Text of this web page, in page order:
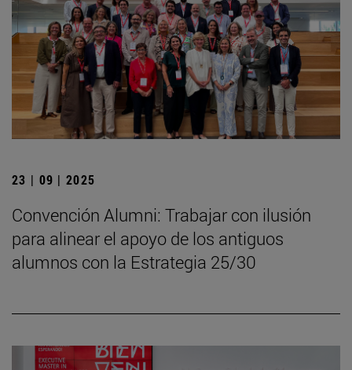
23 | 09 | 2025
Convención Alumni: Trabajar con ilusión
para alinear el apoyo de los antiguos
alumnos con la Estrategia 25/30